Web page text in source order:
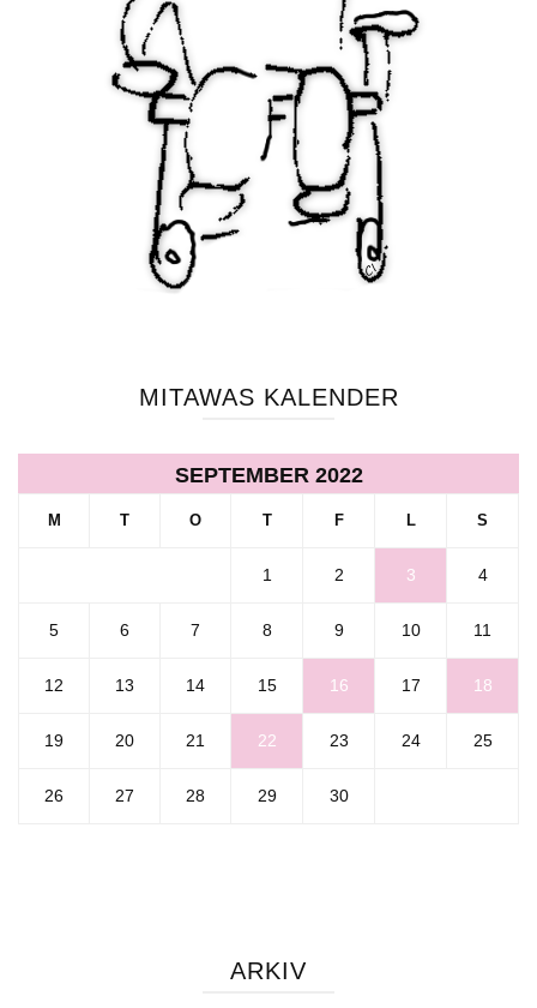
MITAWAS KALENDER
SEPTEMBER 2022
M T O T F L S
1 2 3 4
5 6 7 8 9 10 11
12 13 14 15 16 17 18
19 20 21 22 23 24 25
26 27 28 29 30
ARKIV